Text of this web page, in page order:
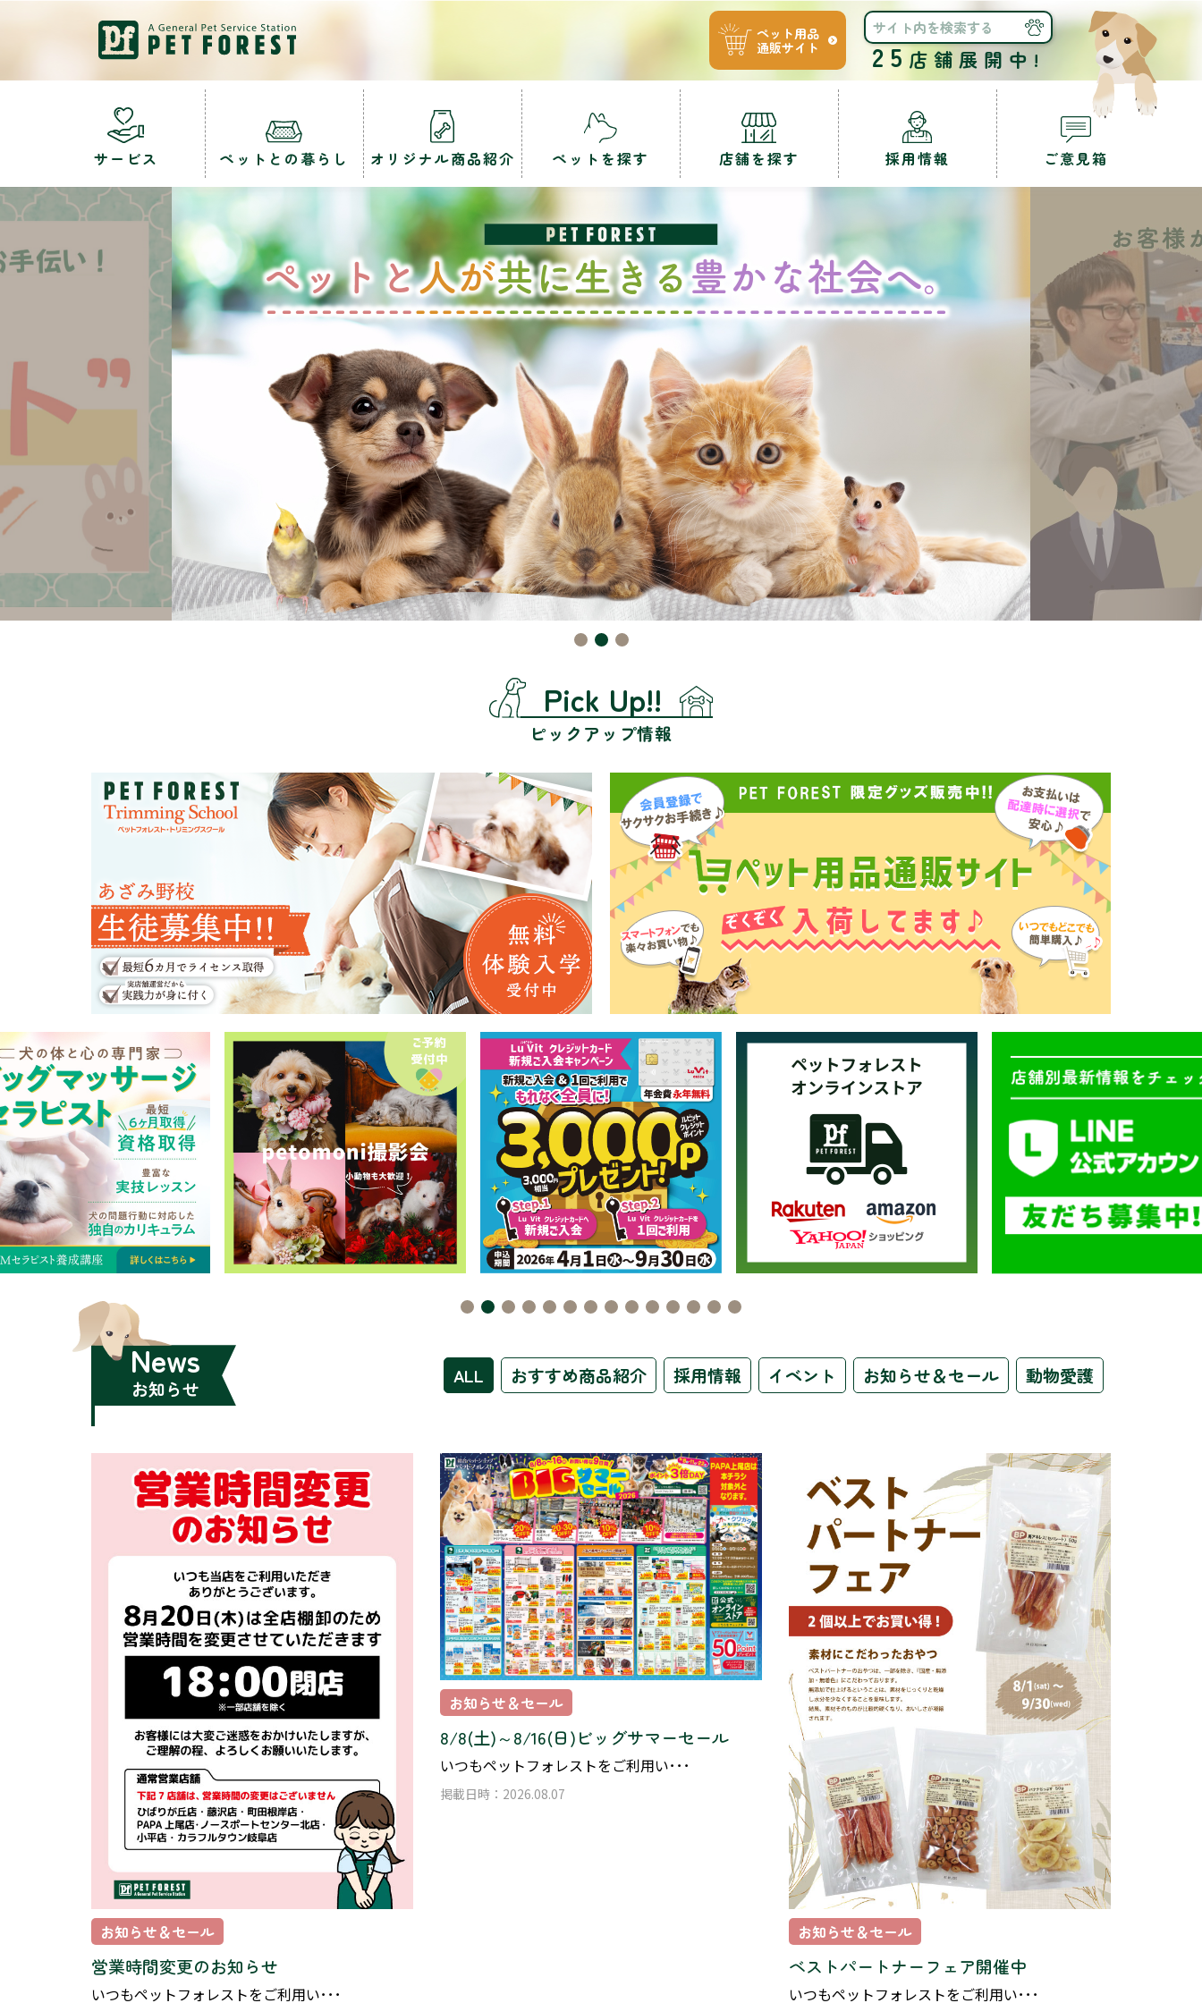
ペット用品
通販サイト
25店舗展開中!
サービス ペットとの暮らし オリジナル商品紹介 ペットを探す 店舗を探す 採用情報 ご意見箱
Pick Up!!
ピックアップ情報
News
お知らせ
ALL おすすめ商品紹介 採用情報 イベント お知らせ＆セール 動物愛護
お知らせ＆セール
営業時間変更のお知らせ
いつもペットフォレストをご利用い･･･
お知らせ＆セール
8/8(土)～8/16(日)ビッグサマーセール
いつもペットフォレストをご利用い･･･
掲載日時：2026.08.07
お知らせ＆セール
ベストパートナーフェア開催中
いつもペットフォレストをご利用い･･･